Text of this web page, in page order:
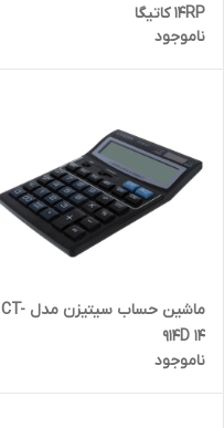
14RP کاتیگا
ناموجود
ماشین حساب سیتیزن مدل CT-
914D 14
ناموجود